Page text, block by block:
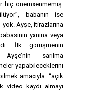
hiç önemsenmemiş.
babanın ise
yok. Ayşe, itirazlarına
yanına veya
İlk görüşmenin
sarılma
yapabileceklerini
amacıyla “açık
video kaydı almayı